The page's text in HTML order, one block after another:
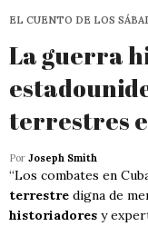
EL CUENTO DE LOS
La guerra
terrestres
Por Joseph Smith
“Los combates en
terrestre digna de
historiadores y